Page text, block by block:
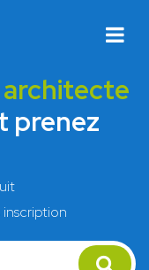
prenez
inscription